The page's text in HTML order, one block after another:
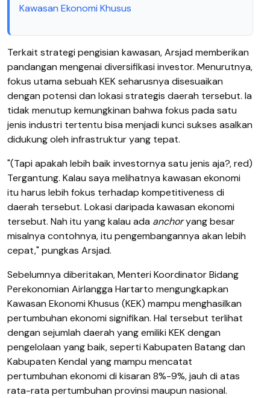
Kawasan Ekonomi Khusus
Terkait strategi pengisian kawasan, Arsjad memberikan
pandangan mengenai diversifikasi investor. Menurutnya,
fokus utama sebuah KEK seharusnya disesuaikan
dengan potensi dan lokasi strategis daerah tersebut. Ia
tidak menutup kemungkinan bahwa fokus pada satu
jenis industri tertentu bisa menjadi kunci sukses asalkan
didukung oleh infrastruktur yang tepat.
"(Tapi apakah lebih baik investornya satu jenis aja?, red)
Tergantung. Kalau saya melihatnya kawasan ekonomi
itu harus lebih fokus terhadap kompetitiveness di
daerah tersebut. Lokasi daripada kawasan ekonomi
tersebut. Nah itu yang kalau ada anchoryang besar
misalnya contohnya, itu pengembangannya akan lebih
cepat," pungkas Arsjad.
Sebelumnya diberitakan, Menteri Koordinator Bidang
Perekonomian Airlangga Hartarto mengungkapkan
Kawasan Ekonomi Khusus (KEK) mampu menghasilkan
pertumbuhan ekonomi signifikan. Hal tersebut terlihat
dengan sejumlah daerah yang emiliki KEK dengan
pengelolaan yang baik, seperti Kabupaten Batang dan
Kabupaten Kendal yang mampu mencatat
pertumbuhan ekonomi di kisaran 8%-9%, jauh di atas
rata-rata pertumbuhan provinsi maupun nasional.